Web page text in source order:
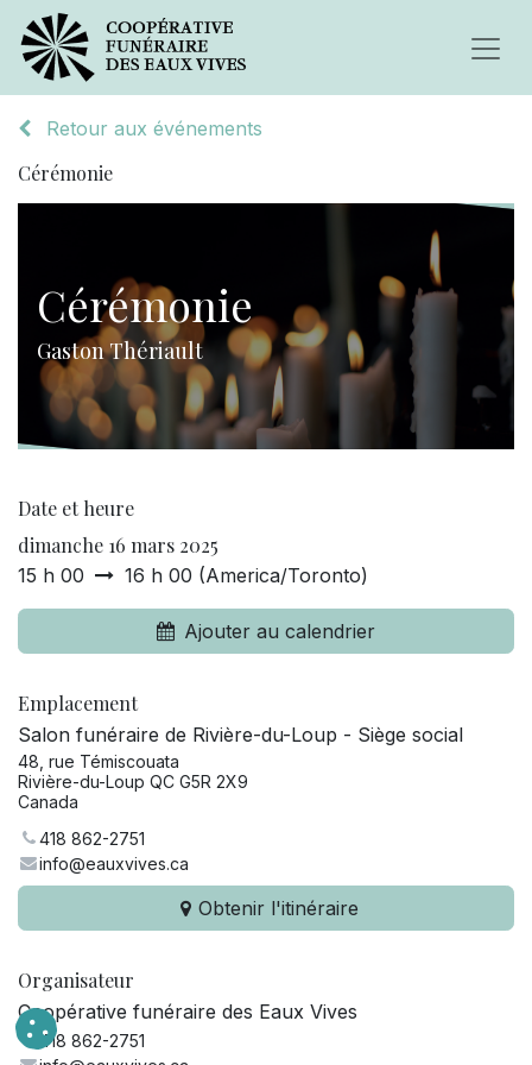
Retour aux événements
Cérémonie
Cérémonie
Gaston Thériault
Date et heure
dimanche 16 mars 2025
15 h 00 16 h 00 (America/Toronto)
Ajouter au calendrier
Emplacement
Salon funéraire de Rivière-du-Loup - Siège social
48, rue Témiscouata
Rivière-du-Loup QC G5R 2X9
Canada
418 862-2751
info@eauxvives.ca
Obtenir l'itinéraire
Organisateur
Coopérative funéraire des Eaux Vives
418 862-2751